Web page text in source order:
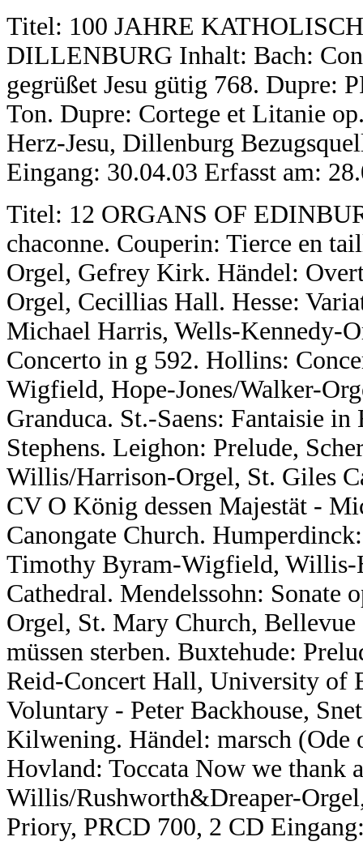
Titel: 100 JAHRE
DILLENBURG Inhalt: Bach:
gegrüßet Jesu gütig 768. Dupre:
Ton. Dupre: Cortege et Litanie
Herz-Jesu, Dillenburg
Eingang: 30.04.03 Erfasst am:
Titel: 12 ORGANS OF
chaconne. Couperin: Tierce en
Orgel, Gefrey Kirk. Händel:
Orgel, Cecillias Hall. Hesse:
Michael Harris, Wells-Kennedy-
Concerto in g 592. Hollins:
Wigfield, Hope-Jones/Walker-
Granduca. St.-Saens: Fantaisie
Stephens. Leighon: Prelude,
Willis/Harrison-Orgel, St. Giles
CV O König dessen Majestät -
Canongate Church.
Timothy Byram-Wigfield, Willis-
Cathedral. Mendelssohn: Sonate
Orgel, St. Mary Church,
müssen sterben. Buxtehude:
Reid-Concert Hall, University of
Voluntary - Peter Backhouse,
Kilwening. Händel: marsch
Hovland: Toccata Now we thank
Willis/Rushworth&Dreaper-
Priory, PRCD 700, 2 CD